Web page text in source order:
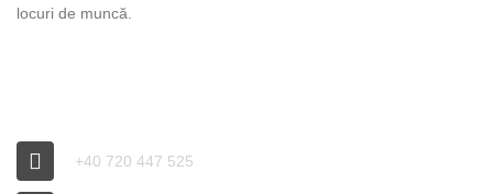
locuri de muncă.
+40 720 447 525